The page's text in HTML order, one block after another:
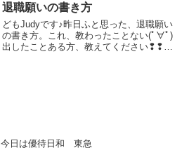
加入者の証拠、会...
退職願いの書き方
どもJudyです♪昨日ふと思った、退職願い
の書き方。これ、教わったことない(ﾟ∀ﾟ)
出したことある方、教えてください❢❢皆
今日は優待日和 東急